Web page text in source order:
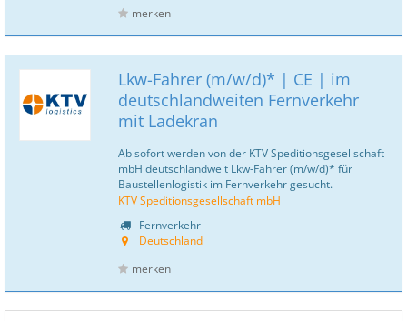
merken
Lkw-Fahrer (m/w/d)* | CE | im
deutschlandweiten Fernverkehr
mit Ladekran
Ab sofort werden von der KTV Speditionsgesellschaft
mbH deutschlandweit Lkw-Fahrer (m/w/d)* für
Baustellenlogistik im Fernverkehr gesucht.
KTV Speditionsgesellschaft mbH
Fernverkehr
Deutschland
merken